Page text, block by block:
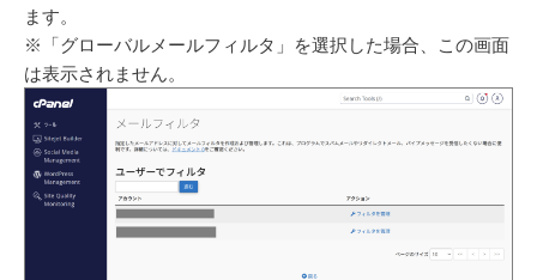
ます。
※「グローバルメールフィルタ」を選択した場合、この画面
は表示されません。